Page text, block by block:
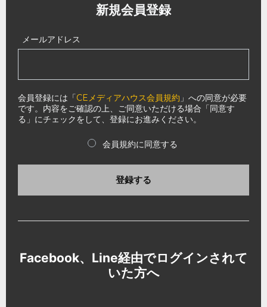
新規会員登録
メールアドレス
会員登録には「CEメディアハウス会員規約 」への同意が必要
です。内容をご確認の上、ご同意いただける場合「同意す
る」にチェックをして、登録にお進みください。
会員規約に同意する
登録する
Facebook、Line経由でログインされて
いた方へ